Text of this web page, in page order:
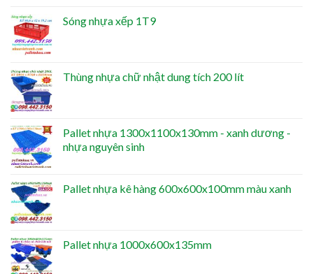
Sóng nhựa xếp 1T9
Thùng nhựa chữ nhật dung tích 200 lít
Pallet nhựa 1300x1100x130mm - xanh dương -
nhựa nguyên sinh
Pallet nhựa kê hàng 600x600x100mm màu xanh
Pallet nhựa 1000x600x135mm